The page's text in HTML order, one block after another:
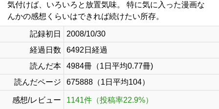
気付けば、いろいろと放置気味。 特に気に入った漫画な
んかの感想くらいはできれば続けたい所存。
記録初日
2008/10/30
経過日数
6492日経過
読んだ本
4984冊（1日平均0.77冊)
読んだページ
675888（1日平均104）
感想/レビュー 1141件（投稿率22.9%）